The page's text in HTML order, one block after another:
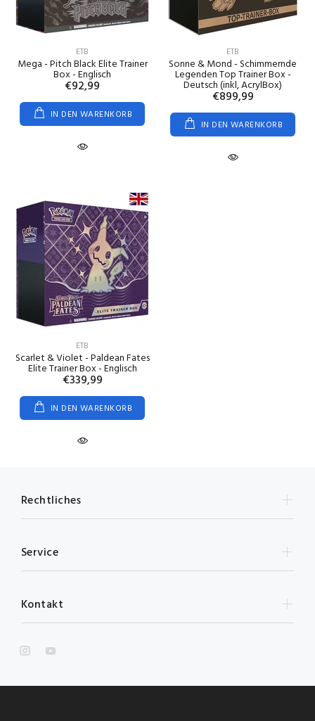
ETB
Mega - Pitch Black Elite Trainer
Box - Englisch
€92,99
IN DEN WARENKORB
ETB
Sonne & Mond - Schimmernde
Legenden Top Trainer Box -
Deutsch (inkl, AcrylBox)
€899,99
IN DEN WARENKORB
ETB
Scarlet & Violet - Paldean Fates
Elite Trainer Box - Englisch
€339,99
IN DEN WARENKORB
Rechtliches
Service
Kontakt